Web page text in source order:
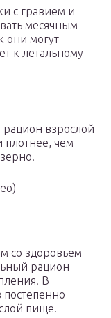
с гравием и
месячным
они могут
к летальному
рацион взрослой
плотнее, чем
со здоровьем
рацион
В
пище.